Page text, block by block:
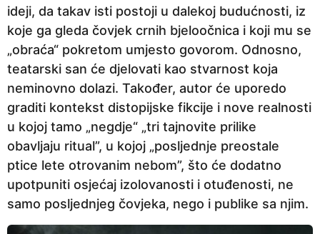
ideji, da takav isti postoji u dalekoj budućnosti, iz
koje ga gleda čovjek crnih bjeloočnica i koji mu se
„obraća“ pokretom umjesto govorom. Odnosno,
teatarski san će djelovati kao stvarnost koja
neminovno dolazi. Također, autor će uporedo
graditi kontekst distopijske fikcije i nove realnosti
u kojoj tamo „negdje“ „tri tajnovite prilike
obavljaju ritual”, u kojoj „posljednje preostale
ptice lete otrovanim nebom”, što će dodatno
upotpuniti osjećaj izolovanosti i otuđenosti, ne
samo posljednjeg čovjeka, nego i publike sa njim.